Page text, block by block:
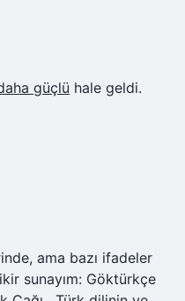
güçlü hale geldi.
ama bazı ifadeler
sunayım: Göktürkçe